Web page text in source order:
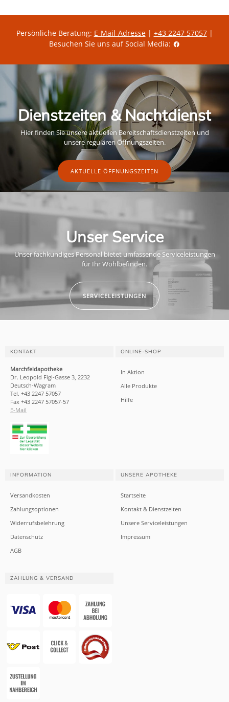
Persönliche Beratung: E-Mail-Adresse| +43 2247 57057|
Besuchen Sie uns auf Social Media:
Dienstzeiten & Nachtdienst
Hier finden Sie unsere aktuellen Bereitschaftsdienstzeiten und
unsere regulären Öffnungszeiten.
AKTUELLE ÖFFNUNGSZEITEN
Unser Service
Unser fachkundiges Personal bietet umfassende Serviceleistungen
für Ihr Wohlbefinden.
SERVICELEISTUNGEN
KONTAKT
Marchfeldapotheke
Dr. Leopold Figl-Gasse 3, 2232
Deutsch-Wagram
Tel. +43 2247 57057
Fax +43 2247 57057-57
E-Mail
ONLINE-SHOP
In Aktion
Alle Produkte
Hilfe
INFORMATION
Versandkosten
Zahlungsoptionen
Widerrufsbelehrung
Datenschutz
AGB
UNSERE APOTHEKE
Startseite
Kontakt & Dienstzeiten
Unsere Serviceleistungen
Impressum
ZAHLUNG & VERSAND